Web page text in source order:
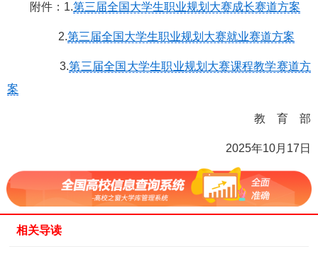
附件：1.第三届全国大学生职业规划大赛成长赛道方案
2.第三届全国大学生职业规划大赛就业赛道方案
3.第三届全国大学生职业规划大赛课程教学赛道方
案
教 育 部
2025年10月17日
相关导读